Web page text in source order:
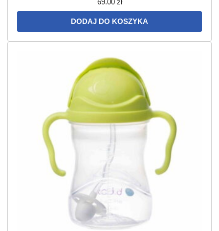
DODAJ DO KOSZYKA